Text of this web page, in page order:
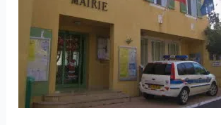
catastrophe
naturelle
pour
ruissellement